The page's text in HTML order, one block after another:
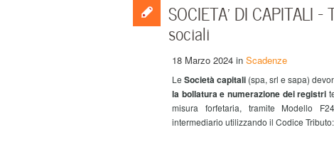
SOCIETA’ DI CAPITALI
sociali
18 Marzo 2024 in Scadenze
LeSocietà capitali (spa, srl e sapa)
la bollatura e numerazione dei registri
misura forfetaria, tramite Modello
intermediario utilizzando il Codice Tributo: